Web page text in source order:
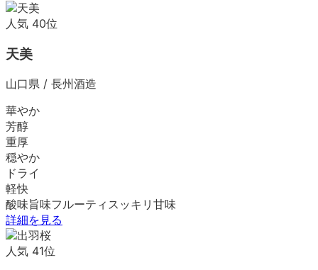
人気 40位
天美
山口県 / 長州酒造
華やか
芳醇
重厚
穏やか
ドライ
軽快
酸味旨味フルーティ スッキリ 甘味
詳細を見る
人気 41位